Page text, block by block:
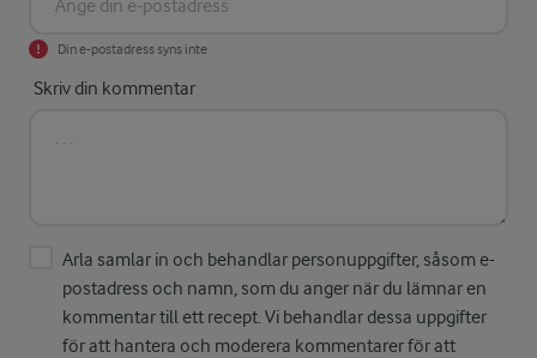
Din e-postadress syns inte
Skriv din kommentar
Arla samlar in och behandlar personuppgifter, såsom e-
postadress och namn, som du anger när du lämnar en
kommentar till ett recept. Vi behandlar dessa uppgifter
för att hantera och moderera kommentarer för att